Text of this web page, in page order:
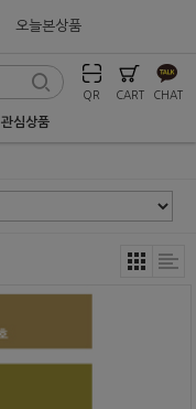
오늘본상품
QR CART CHAT
관심상품